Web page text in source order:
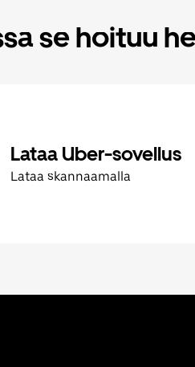
se hoituu
Lataa Uber-sovellus
Lataa skannaamalla